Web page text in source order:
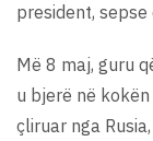
president,
Më 8 maj, guru
u bjerë në
çliruar nga